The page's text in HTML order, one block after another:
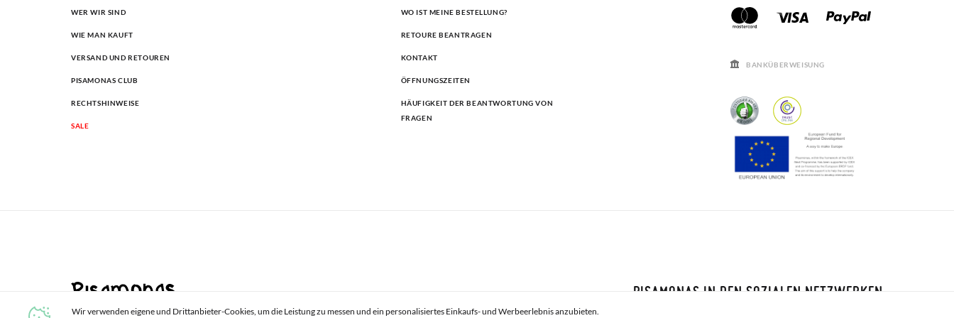
WER WIR SIND
WIE MAN KAUFT
VERSAND UND RETOUREN
PISAMONAS CLUB
RECHTSHINWEISE
SALE
WO IST MEINE BESTELLUNG?
RETOURE BEANTRAGEN
KONTAKT
ÖFFNUNGSZEITEN
HÄUFIGKEIT DER BEANTWORTUNG VON
FRAGEN
BANKÜBERWEISUNG
PISAMONAS IN DEN SOZIALEN NETZWERKEN
Wir verwenden eigene und Drittanbieter-Cookies, um die Leistung zu messen und ein personalisiertes Einkaufs- und Werbeerlebnis anzubieten.